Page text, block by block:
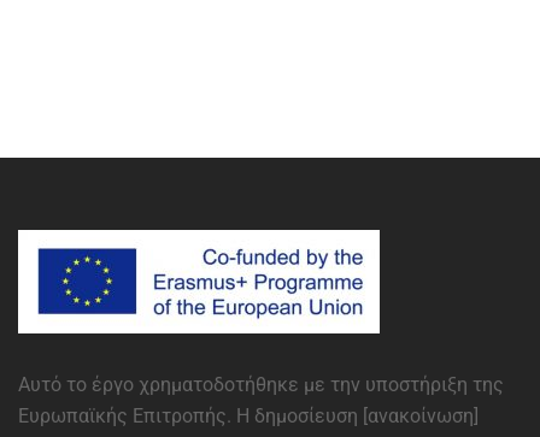
Αυτό το έργο χρηματοδοτήθηκε με την υποστήριξη της
Ευρωπαϊκής Επιτροπής. Η δημοσίευση [ανακοίνωση]